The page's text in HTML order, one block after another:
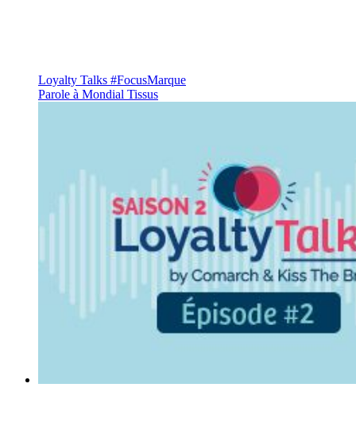
Loyalty Talks #FocusMarque
Parole à Mondial Tissus